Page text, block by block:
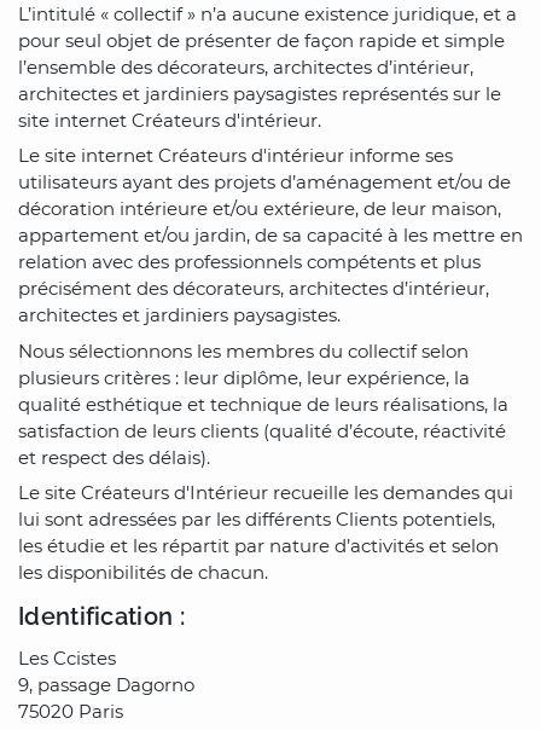
L’intitulé « collectif » n’a aucune existence juridique, et a
pour seul objet de présenter de façon rapide et simple
l’ensemble des décorateurs, architectes d’intérieur,
architectes et jardiniers paysagistes représentés sur le
site internet Créateurs d'intérieur.
Le site internet Créateurs d'intérieur informe ses
utilisateurs ayant des projets d’aménagement et/ou de
décoration intérieure et/ou extérieure, de leur maison,
appartement et/ou jardin, de sa capacité à les mettre en
relation avec des professionnels compétents et plus
précisément des décorateurs, architectes d’intérieur,
architectes et jardiniers paysagistes.
Nous sélectionnons les membres du collectif selon
plusieurs critères : leur diplôme, leur expérience, la
qualité esthétique et technique de leurs réalisations, la
satisfaction de leurs clients (qualité d’écoute, réactivité
et respect des délais).
Le site Créateurs d'Intérieur recueille les demandes qui
lui sont adressées par les différents Clients potentiels,
les étudie et les répartit par nature d’activités et selon
les disponibilités de chacun.
Identification :
Les Ccistes
9, passage Dagorno
75020 Paris